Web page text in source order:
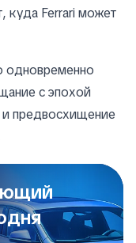
куда Ferrari может
одновременно
с эпохой
предвосхищение